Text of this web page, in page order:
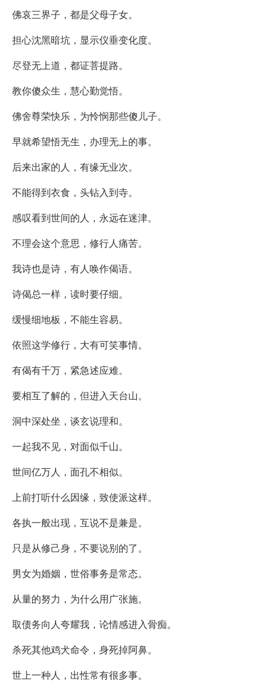
佛哀三界子，都是父母子女。
担心沈黑暗坑，显示仪垂变化度。
尽登无上道，都证菩提路。
教你傻众生，慧心勤觉悟。
佛舍尊荣快乐，为怜悯那些傻儿子。
早就希望悟无生，办理无上的事。
后来出家的人，有缘无业次。
不能得到衣食，头钻入到寺。
感叹看到世间的人，永远在迷津。
不理会这个意思，修行人痛苦。
我诗也是诗，有人唤作偈语。
诗偈总一样，读时要仔细。
缓慢细地板，不能生容易。
依照这学修行，大有可笑事情。
有偈有千万，紧急述应难。
要相互了解的，但进入天台山。
洞中深处坐，谈玄说理和。
一起我不见，对面似千山。
世间亿万人，面孔不相似。
上前打听什么因缘，致使派这样。
各执一般出现，互说不是兼是。
只是从修己身，不要说别的了。
男女为婚姻，世俗事务是常态。
从量的努力，为什么用广张施。
取债务向人夸耀我，论情感进入骨痴。
杀死其他鸡犬命令，身死掉阿鼻。
世上一种人，出性常有很多事。